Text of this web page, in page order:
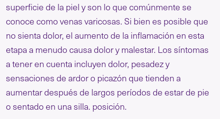
superficie de la piel y son lo que comúnmente se
conoce como venas varicosas. Si bien es posible que
no sienta dolor, el aumento de la inflamación en esta
etapa a menudo causa dolor y malestar. Los síntomas
a tener en cuenta incluyen dolor, pesadez y
sensaciones de ardor o picazón que tienden a
aumentar después de largos períodos de estar de pie
o sentado en una silla. posición.